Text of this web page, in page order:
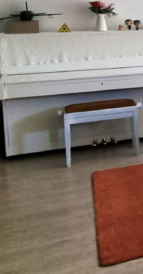
propose en exclusivité ce duplex
situé en centre-ville, à seulement 7
A de Houilles. Ce bien est agencé
: Un espace de vie spacieux de 35
offrant une convivialité
lumineux s'ouvre sur une grande
pour vos moments de détente
bien agencées, accompagnées
avec wc. Chaque chambre
optimisé pour un maximum de
place de parking en sous-sol, large
avec une petite fenêtre d'aération.
en centre-ville !
de stockage de 2.5 m³, installé
pour un rangement supplémentaire.
:
en double vitrage et volets